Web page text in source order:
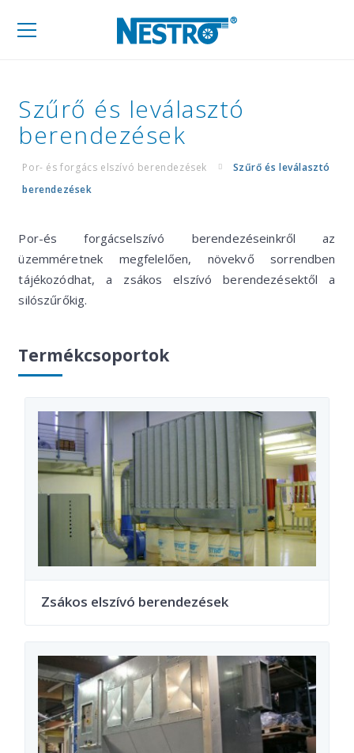
Mobil
Szűrő és leválasztó
berendezések
Por- és forgács elszívó berendezések
Szűrő és leválasztó
berendezések
Por-és forgácselszívó berendezéseinkről az
üzemméretnek megfelelően, növekvő sorrendben
tájékozódhat, a zsákos elszívó berendezésektől a
silószűrőkig.
Termékcsoportok
Zsákos elszívó berendezések